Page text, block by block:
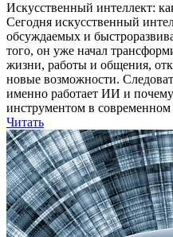
Искусственный интеллект:
Сегодня искусственный
обсуждаемых и
того, он уже начал
жизни, работы и общения,
новые возможности.
именно работает ИИ и
инструментом в
Читать